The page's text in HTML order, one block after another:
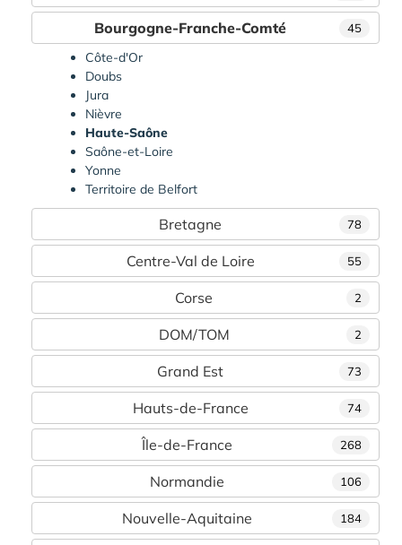
45
Bourgogne-Franche-Comté
Côte-d'Or
Doubs
Jura
Nièvre
Haute-Saône
Saône-et-Loire
Yonne
Territoire de Belfort
78
Bretagne
55
Centre-Val de Loire
2
Corse
2
DOM/TOM
73
Grand Est
74
Hauts-de-France
268
Île-de-France
106
Normandie
184
Nouvelle-Aquitaine